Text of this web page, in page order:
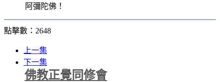
阿彌陀佛！
點擊數：2648
上一集
下一集
佛教正覺同修會